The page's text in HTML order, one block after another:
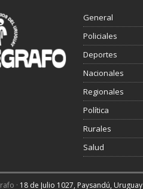
General
Policiales
Deportes
Nacionales
Regionales
Política
Rurales
Salud
· 18 de Julio 1027, Paysandú, Uruguay